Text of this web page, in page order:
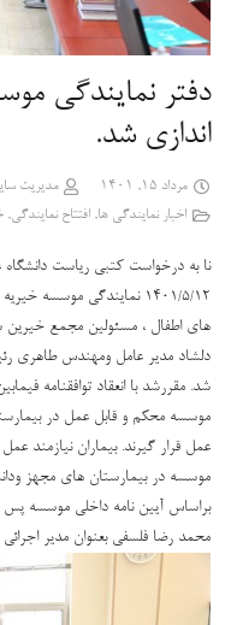
دفتر نمایندگی
اندازی شد.
مرداد 15, 1401
مدیریت
اخبار نمایندگی ها, افتتاح نمایندگی,
نا به درخواست کتبی ریاست دانشگاه
۱۴۰۱/۵/۱۲ نمایندگی
های اطفال ، مسئولین مجمع خیرین
دلشاد مدیر عامل ومهندس طاهری
شد. مقررشد با انعقاد توافقنامه
موسسه محکم و قابل عمل در
عمل قرار گیرند. بیماران نیازمند
موسسه در بیمارستان های مجهز
براساس آیین نامه داخلی موسسه پس
محمد رضا فلسفی بعنوان مدیر